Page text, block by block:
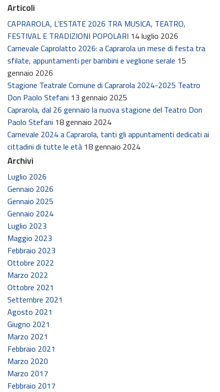
Articoli
CAPRAROLA, L’ESTATE 2026 TRA MUSICA, TEATRO,
FESTIVAL E TRADIZIONI POPOLARI 14 luglio 2026
Carnevale Caprolatto 2026: a Caprarola un mese di festa tra
sfilate, appuntamenti per bambini e veglione serale 15
gennaio 2026
Stagione Teatrale Comune di Caprarola 2024-2025 Teatro
Don Paolo Stefani 13 gennaio 2025
Caprarola, dal 26 gennaio la nuova stagione del Teatro Don
Paolo Stefani 18 gennaio 2024
Carnevale 2024 a Caprarola, tanti gli appuntamenti dedicati ai
cittadini di tutte le età 18 gennaio 2024
Archivi
Luglio 2026
Gennaio 2026
Gennaio 2025
Gennaio 2024
Luglio 2023
Maggio 2023
Febbraio 2023
Ottobre 2022
Marzo 2022
Ottobre 2021
Settembre 2021
Agosto 2021
Giugno 2021
Marzo 2021
Febbraio 2021
Marzo 2020
Marzo 2017
Febbraio 2017